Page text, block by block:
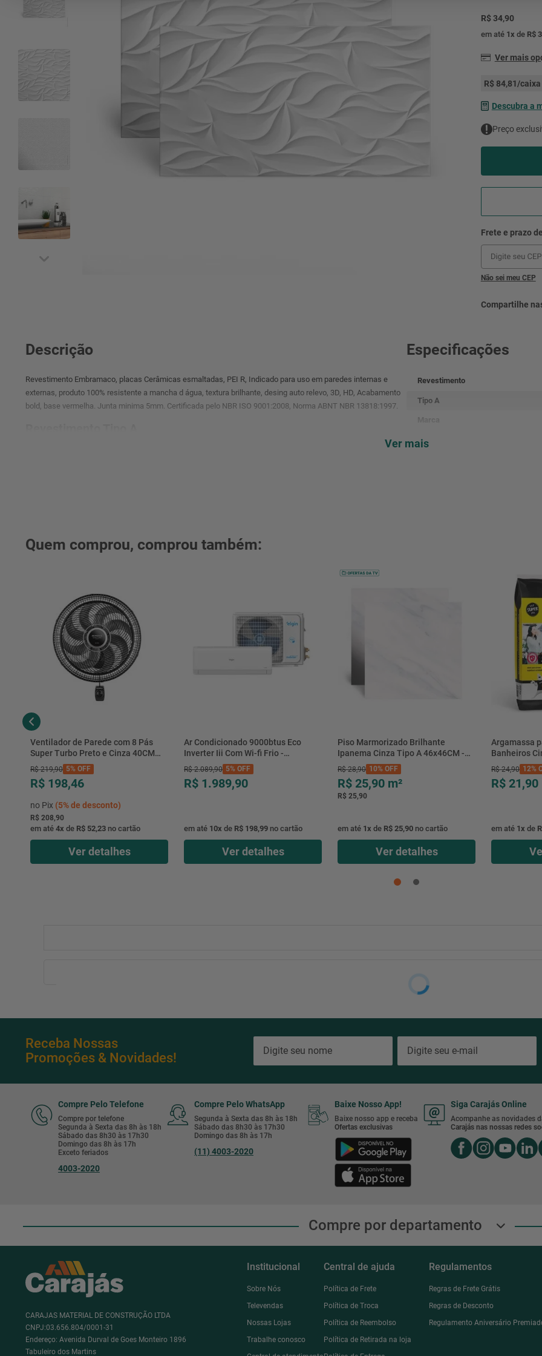
R$ 34,90
em até 1x de R$
Ver mais
R$ 84,81/caixa
Descubra a
Preço
Não sei meu CEP
Descrição
Revestimento Embramaco, placas Cerâmicas esmaltadas, PEI R, Indicado para uso em paredes internas e
externas, produto 100% resistente a mancha d água, textura brilhante, desing auto relevo, 3D, HD, Acabamento
bold, base vermelha. Junta minima 5mm. Certificada pelo NBR ISO 9001:2008, Norma ABNT NBR 13818:1997.
Especificações
Revestimento
Tipo A
Classificacao
Ver mais
Quem comprou, comprou também:
Ventilador de Parede com 8 Pás
Super Turbo Preto e Cinza 40CM
220V 140W - VTX-40P-8P - Mondial
R$ 219,90 5% OFF
R$ 198,46
no Pix (5%de desconto)
R$ 208,90
em até 4x de R$ 52,23 no cartão
Ver detalhes
Ar Condicionado 9000btus Eco
Inverter Iii Com Wi-fi Frio -
Hjfe09c2cg|hjfi09c2wg - Elgin
R$ 2.089,90 5% OFF
R$ 1.989,90
em até 10x de R$ 198,99 no cartão
Ver detalhes
Piso Marmorizado Brilhante
Ipanema Cinza Tipo A 46x46CM -
01.012771 - Cerbras
R$ 28,90 10% OFF
R$ 25,90 m²
R$ 25,90
em até 1x de R$ 25,90 no cartão
Ver detalhes
Argamassa
Banheiros
-
R$ 24,90 12%
R$ 21,90
em até 1x de
Receba Nossas
Promoções & Novidades!
Compre Pelo Telefone
Compre por telefone
Segunda à Sexta das 8h às 18h
Sábado das 8h30 às 17h30
Domingo das 8h às 17h
Exceto feriados
4003-2020
Compre Pelo WhatsApp
Segunda à Sexta das 8h às 18h
Sábado das 8h30 às 17h30
Domingo das 8h às 17h
(11) 4003-2020
Baixe Nosso App!
Baixe nosso app e receba
Ofertas exclusivas
Siga Carajás Online
Acompanhe as novidades
Carajás nas nossas redes
Compre por departamento
CARAJAS MATERIAL DE CONSTRUÇÃO LTDA
CNPJ:03.656.804/0001-31
Endereço: Avenida Durval de Goes Monteiro 1896
Tabuleiro dos Martins
Institucional
Sobre Nós
Televendas
Nossas Lojas
Trabalhe conosco
Central de ajuda
Política de Frete
Política de Troca
Política de Reembolso
Política de Retirada na loja
Regulamentos
Regras de Frete Grátis
Regras de Desconto
Regulamento Aniversário
condicionado